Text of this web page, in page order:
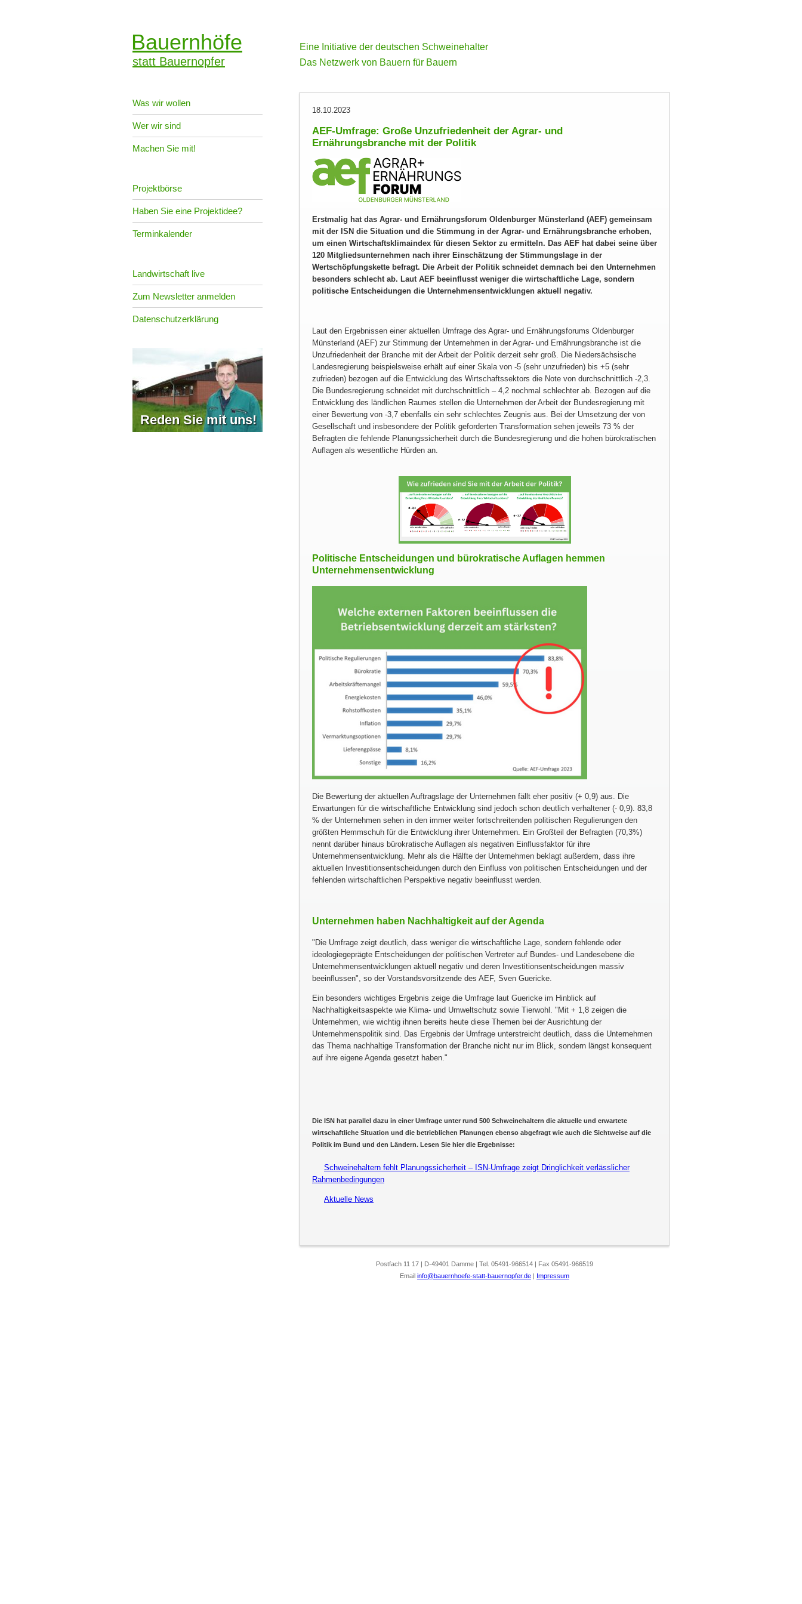
Bauernhöfe
statt Bauernopfer
Eine Initiative der deutschen Schweinehalter
Das Netzwerk von Bauern für Bauern
Was wir wollen
Wer wir sind
Machen Sie mit!
Projektbörse
Haben Sie eine Projektidee?
Terminkalender
Landwirtschaft live
Zum Newsletter anmelden
Datenschutzerklärung
Reden Sie mit uns!
18.10.2023
AEF-Umfrage: Große Unzufriedenheit der Agrar- und
Ernährungsbranche mit der Politik
Erstmalig hat das Agrar- und Ernährungsforum Oldenburger Münsterland (AEF) gemeinsam
mit der ISN die Situation und die Stimmung in der Agrar- und Ernährungsbranche erhoben,
um einen Wirtschaftsklimaindex für diesen Sektor zu ermitteln. Das AEF hat dabei seine über
120 Mitgliedsunternehmen nach ihrer Einschätzung der Stimmungslage in der
Wertschöpfungskette befragt. Die Arbeit der Politik schneidet demnach bei den Unternehmen
besonders schlecht ab. Laut AEF beeinflusst weniger die wirtschaftliche Lage, sondern
politische Entscheidungen die Unternehmensentwicklungen aktuell negativ.
Laut den Ergebnissen einer aktuellen Umfrage des Agrar- und Ernährungsforums Oldenburger
Münsterland (AEF) zur Stimmung der Unternehmen in der Agrar- und Ernährungsbranche ist die
Unzufriedenheit der Branche mit der Arbeit der Politik derzeit sehr groß. Die Niedersächsische
Landesregierung beispielsweise erhält auf einer Skala von -5 (sehr unzufrieden) bis +5 (sehr
zufrieden) bezogen auf die Entwicklung des Wirtschaftssektors die Note von durchschnittlich -2,3.
Die Bundesregierung schneidet mit durchschnittlich – 4,2 nochmal schlechter ab. Bezogen auf die
Entwicklung des ländlichen Raumes stellen die Unternehmen der Arbeit der Bundesregierung mit
einer Bewertung von -3,7 ebenfalls ein sehr schlechtes Zeugnis aus. Bei der Umsetzung der von
Gesellschaft und insbesondere der Politik geforderten Transformation sehen jeweils 73 % der
Befragten die fehlende Planungssicherheit durch die Bundesregierung und die hohen bürokratischen
Auflagen als wesentliche Hürden an.
Politische Entscheidungen und bürokratische Auflagen hemmen
Unternehmensentwicklung
Die Bewertung der aktuellen Auftragslage der Unternehmen fällt eher positiv (+ 0,9) aus. Die
Erwartungen für die wirtschaftliche Entwicklung sind jedoch schon deutlich verhaltener (- 0,9). 83,8
% der Unternehmen sehen in den immer weiter fortschreitenden politischen Regulierungen den
größten Hemmschuh für die Entwicklung ihrer Unternehmen. Ein Großteil der Befragten (70,3%)
nennt darüber hinaus bürokratische Auflagen als negativen Einflussfaktor für ihre
Unternehmensentwicklung. Mehr als die Hälfte der Unternehmen beklagt außerdem, dass ihre
aktuellen Investitionsentscheidungen durch den Einfluss von politischen Entscheidungen und der
fehlenden wirtschaftlichen Perspektive negativ beeinflusst werden.
Unternehmen haben Nachhaltigkeit auf der Agenda
Die Umfrage zeigt deutlich, dass weniger die wirtschaftliche Lage, sondern fehlende oder
ideologiegeprägte Entscheidungen der politischen Vertreter auf Bundes- und Landesebene die
Unternehmensentwicklungen aktuell negativ und deren Investitionsentscheidungen massiv
beeinflussen
, so der Vorstandsvorsitzende des AEF, Sven Guericke.
Ein besonders wichtiges Ergebnis zeige die Umfrage laut Guericke im Hinblick auf
Nachhaltigkeitsaspekte wie Klima- und Umweltschutz sowie Tierwohl.
Mit + 1,8 zeigen die
Unternehmen, wie wichtig ihnen bereits heute diese Themen bei der Ausrichtung der
Unternehmenspolitik sind. Das Ergebnis der Umfrage unterstreicht deutlich, dass die Unternehmen
das Thema nachhaltige Transformation der Branche nicht nur im Blick, sondern längst konsequent
auf ihre eigene Agenda gesetzt haben.
Die ISN hat parallel dazu in einer Umfrage unter rund 500 Schweinehaltern die aktuelle und erwartete
wirtschaftliche Situation und die betrieblichen Planungen ebenso abgefragt wie auch die Sichtweise auf die
Politik im Bund und den Ländern. Lesen Sie hier die Ergebnisse:
Schweinehaltern fehlt Planungssicherheit – ISN-Umfrage zeigt Dringlichkeit verlässlicher
Rahmenbedingungen
Aktuelle News
Postfach 11 17 | D-49401 Damme | Tel. 05491-966514 | Fax 05491-966519
Email info@bauernhoefe-statt-bauernopfer.de | Impressum